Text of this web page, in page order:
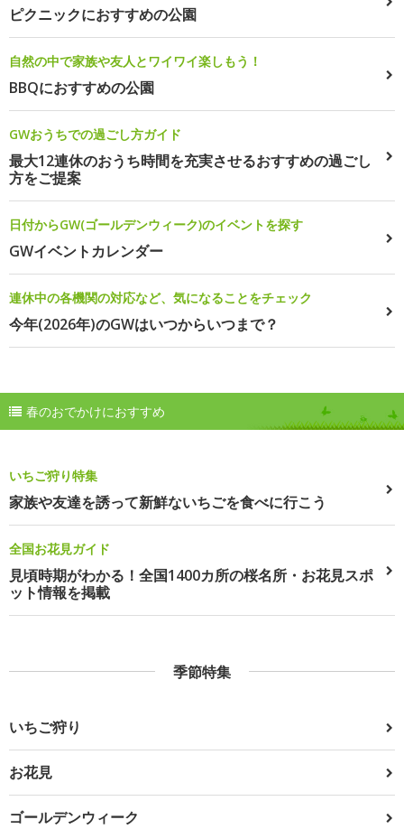
ピクニックにおすすめの公園
自然の中で家族や友人とワイワイ楽しもう！
BBQにおすすめの公園
GWおうちでの過ごし方ガイド
最大12連休のおうち時間を充実させるおすすめの過ごし
方をご提案
日付からGW(ゴールデンウィーク)のイベントを探す
GWイベントカレンダー
連休中の各機関の対応など、気になることをチェック
今年(2026年)のGWはいつからいつまで？
春のおでかけにおすすめ
いちご狩り特集
家族や友達を誘って新鮮ないちごを食べに行こう
全国お花見ガイド
見頃時期がわかる！全国1400カ所の桜名所・お花見スポ
ット情報を掲載
季節特集
いちご狩り
お花見
ゴールデンウィーク